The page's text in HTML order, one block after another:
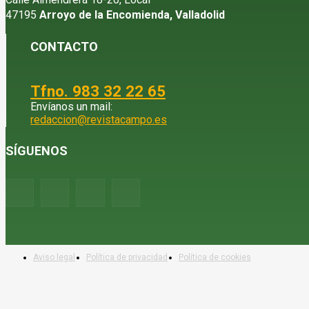
47195 Arroyo de la Encomienda, Valladolid
CONTACTO
Tfno. 983 32 22 65
Envíanos un mail:
redaccion@revistacampo.es
SÍGUENOS
Aviso legal Política de privacidad Política de cookies